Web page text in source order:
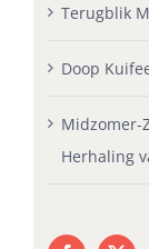
Terugblik
Doop
Midzomer-
Herhaling